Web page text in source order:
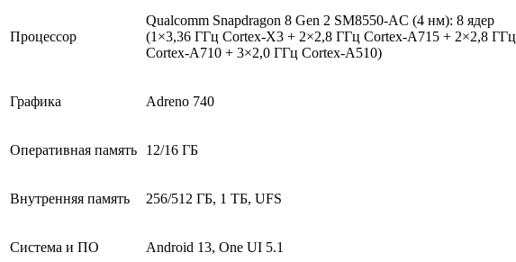
Процессор
Qualcomm Snapdragon 8 Gen 2 SM8550-AC (4 нм): 8 ядер
(1×3,36 ГГц Cortex-X3 + 2×2,8 ГГц Cortex-A715 + 2×2,8 ГГц
Cortex-A710 + 3×2,0 ГГц Cortex-A510)
Графика Adreno 740
Оперативная память 12/16 ГБ
Внутренняя память 256/512 ГБ, 1 ТБ, UFS
Система и ПО Android 13, One UI 5.1